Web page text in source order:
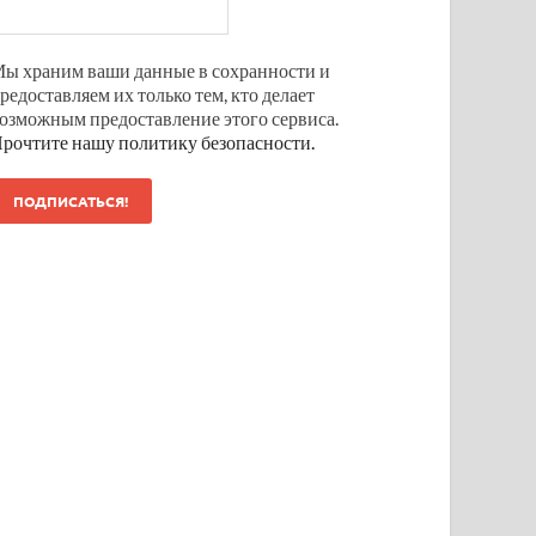
храним ваши данные в сохранности и
их только тем, кто делает
предоставление этого сервиса.
нашу политику безопасности.